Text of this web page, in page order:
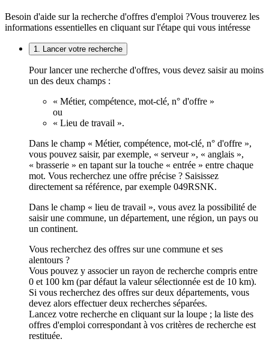
Besoin d'aide sur la recherche d'offres d'emploi ?Vous trouverez les
informations essentielles en cliquant sur l'étape qui vous intéresse
1. Lancer votre recherche
Pour lancer une recherche d'offres, vous devez saisir au moins
un des deux champs :
« Métier, compétence, mot-clé, n° d'offre »
ou
« Lieu de travail ».
Dans le champ « Métier, compétence, mot-clé, n° d'offre »,
vous pouvez saisir, par exemple, « serveur », « anglais »,
« brasserie » en tapant sur la touche « entrée » entre chaque
mot. Vous recherchez une offre précise ? Saisissez
directement sa référence, par exemple 049RSNK.
Dans le champ « lieu de travail », vous avez la possibilité de
saisir une commune, un département, une région, un pays ou
un continent.
Vous recherchez des offres sur une commune et ses
alentours ?
Vous pouvez y associer un rayon de recherche compris entre
0 et 100 km (par défaut la valeur sélectionnée est de 10 km).
Si vous recherchez des offres sur deux départements, vous
devez alors effectuer deux recherches séparées.
Lancez votre recherche en cliquant sur la loupe ; la liste des
offres d'emploi correspondant à vos critères de recherche est
restituée.